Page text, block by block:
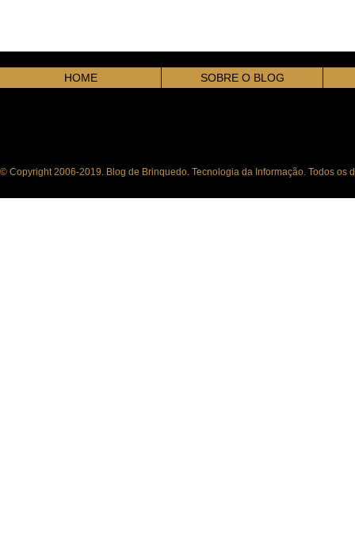
HOME SOBRE O BLOG
© Copyright 2006-2019. Blog de Brinquedo. Tecnologia da Informação. Todos os